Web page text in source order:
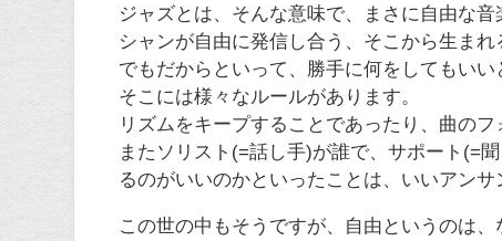
ジャズとは、そんな意味で、まさに自由な
シャンが自由に発信し合う、そこから生ま
でもだからといって、勝手に何をしてもいい
そこには様々なルールがあります。
リズムをキープすることであったり、曲のフ
またソリスト(=話し手)が誰で、サポート(=
るのがいいのかといったことは、いいアン
この世の中もそうですが、自由というのは